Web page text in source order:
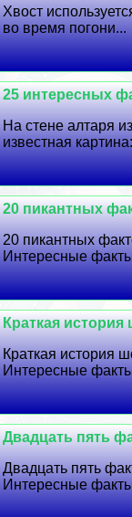
Хвост
во время погони...
25 интересных
На стене алтаря
известная
20 пикантных
20 пикантных
Интересные
Краткая история
Краткая история
Интересные
Двадцать пять
Двадцать пять
Интересные